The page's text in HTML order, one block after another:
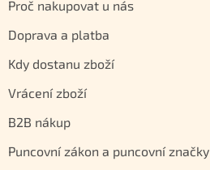
Proč nakupovat u nás
Doprava a platba
Kdy dostanu zboží
Vrácení zboží
B2B nákup
Puncovní zákon a puncovní značky